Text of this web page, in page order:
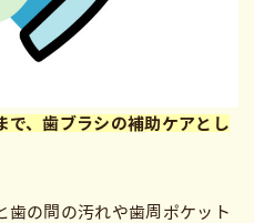
で、歯ブラシの補助ケアとし
歯の間の汚れや歯周ポケット